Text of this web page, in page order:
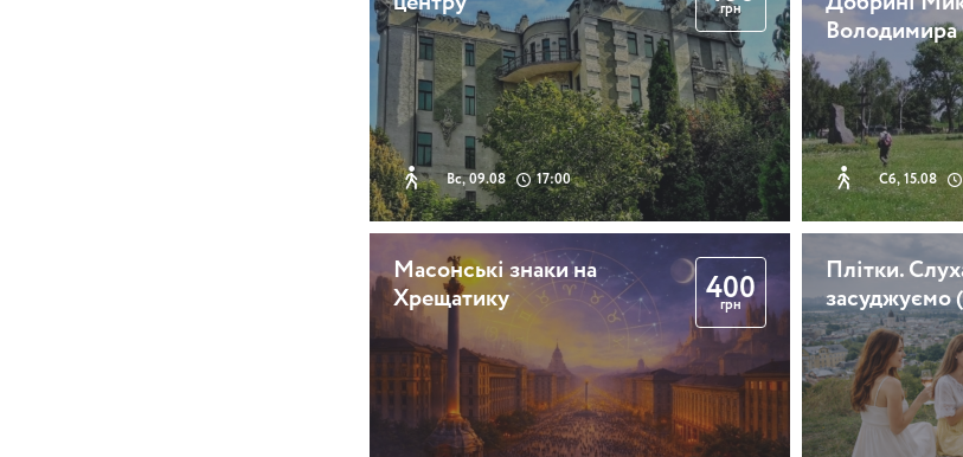
Вс, 09.08 17:00
грн
Володимира
Сб, 15.08
Масонські знаки на
Хрещатику
400
грн
Плітки.
засуджуємо